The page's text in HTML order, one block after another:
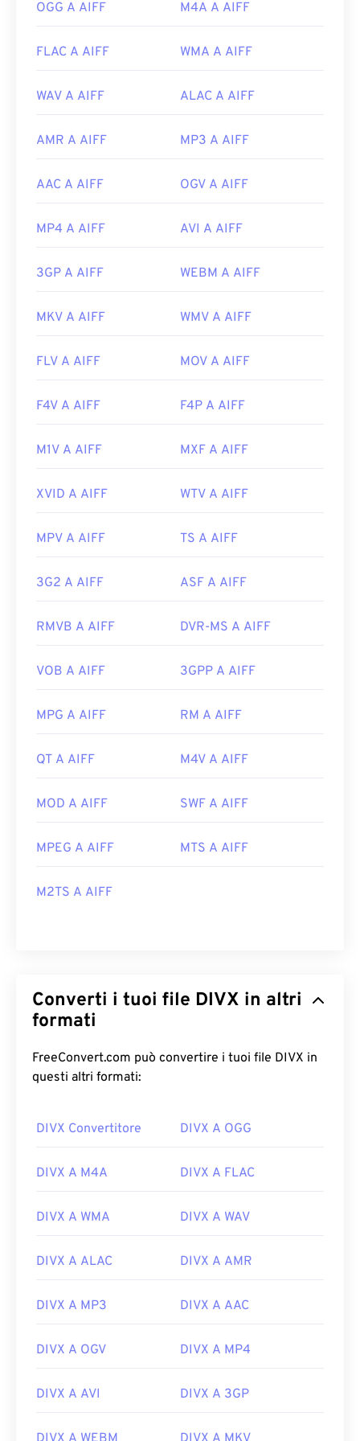
OGG A AIFF M4A A AIFF
FLAC A AIFF WMA A AIFF
WAV A AIFF ALAC A AIFF
AMR A AIFF MP3 A AIFF
AAC A AIFF OGV A AIFF
MP4 A AIFF AVI A AIFF
3GP A AIFF WEBM A AIFF
MKV A AIFF WMV A AIFF
FLV A AIFF MOV A AIFF
F4V A AIFF F4P A AIFF
M1V A AIFF MXF A AIFF
XVID A AIFF WTV A AIFF
MPV A AIFF TS A AIFF
3G2 A AIFF ASF A AIFF
RMVB A AIFF DVR-MS A AIFF
VOB A AIFF 3GPP A AIFF
MPG A AIFF RM A AIFF
QT A AIFF M4V A AIFF
MOD A AIFF SWF A AIFF
MPEG A AIFF MTS A AIFF
M2TS A AIFF
Converti i tuoi file DIVX in altri
formati
FreeConvert.com può convertire i tuoi file DIVX in
questi altri formati:
DIVX Convertitore DIVX A OGG
DIVX A M4A DIVX A FLAC
DIVX A WMA DIVX A WAV
DIVX A ALAC DIVX A AMR
DIVX A MP3 DIVX A AAC
DIVX A OGV DIVX A MP4
DIVX A AVI DIVX A 3GP